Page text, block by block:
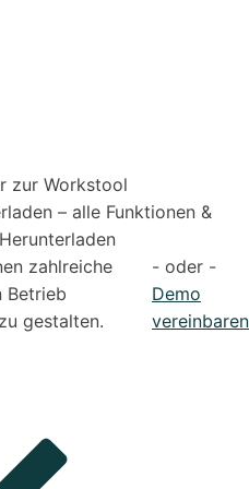
zur Workstool
– alle Funktionen &
zahlreiche
Betrieb
gestalten.
- oder -
Demo
vereinbaren